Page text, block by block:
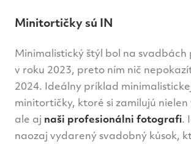
Minitortičky sú IN
Minimalistický štýl bol na svadbách
v roku 2023, preto ním nič
2024. Ideálny príklad
minitortičky, ktoré si zamilujú nielen
ale aj naši profesionálni fotografi.
naozaj vydarený svadobný kúsok,